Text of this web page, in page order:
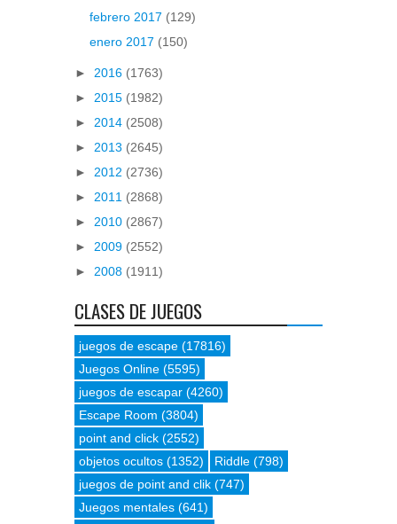
febrero 2017 (129)
enero 2017 (150)
► 2016 (1763)
► 2015 (1982)
► 2014 (2508)
► 2013 (2645)
► 2012 (2736)
► 2011 (2868)
► 2010 (2867)
► 2009 (2552)
► 2008 (1911)
CLASES DE JUEGOS
juegos de escape (17816)
Juegos Online (5595)
juegos de escapar (4260)
Escape Room (3804)
point and click (2552)
objetos ocultos (1352) Riddle (798)
juegos de point and clik (747)
Juegos mentales (641)